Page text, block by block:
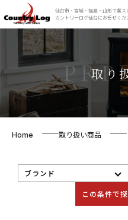
仙台市・宮城・福島・山形で薪
カントリーログ仙台にお任せくだ
取り
Home 取り扱い商品
ブランド